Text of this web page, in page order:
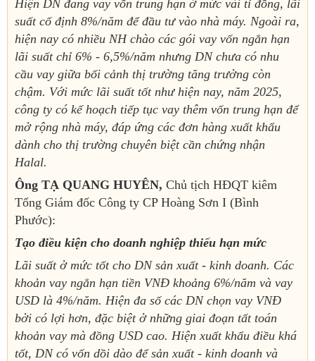
Hiện DN đang vay vốn trung hạn ở mức vài tỉ đồng, lãi
suất cố định 8%/năm để đầu tư vào nhà máy. Ngoài ra,
hiện nay có nhiều NH chào các gói vay vốn ngắn hạn
lãi suất chỉ 6% - 6,5%/năm nhưng DN chưa có nhu
cầu vay giữa bối cảnh thị trường tăng trưởng còn
chậm. Với mức lãi suất tốt như hiện nay, năm 2025,
công ty có kế hoạch tiếp tục vay thêm vốn trung hạn để
mở rộng nhà máy, đáp ứng các đơn hàng xuất khẩu
dành cho thị trường chuyên biệt cần chứng nhận
Halal.
Ông TẠ QUANG HUYÊN, Chủ tịch HĐQT kiêm
Tổng Giám đốc Công ty CP Hoàng Sơn I (Bình
Phước):
Tạo điều kiện cho doanh nghiệp thiếu hạn mức
Lãi suất ở mức tốt cho DN sản xuất - kinh doanh. Các
khoản vay ngắn hạn tiền VNĐ khoảng 6%/năm và vay
USD là 4%/năm. Hiện đa số các DN chọn vay VNĐ
bởi có lợi hơn, đặc biệt ở những giai đoạn tất toán
khoản vay mà đồng USD cao. Hiện xuất khẩu điều khá
tốt, DN có vốn dồi dào để sản xuất - kinh doanh và